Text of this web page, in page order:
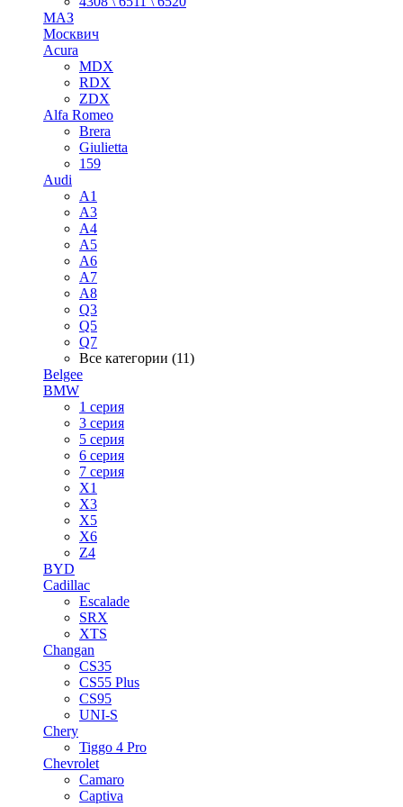
МАЗ
Москвич
Acura
MDX
RDX
ZDX
Alfa Romeo
Brera
Giulietta
159
Audi
A1
A3
A4
A5
A6
A7
A8
Q3
Q5
Q7
Все категории (11)
Belgee
BMW
1 серия
3 серия
5 серия
6 серия
7 серия
X1
X3
X5
X6
Z4
BYD
Cadillac
Escalade
SRX
XTS
Changan
CS35
CS55 Plus
CS95
UNI-S
Chery
Tiggo 4 Pro
Chevrolet
Camaro
Captiva